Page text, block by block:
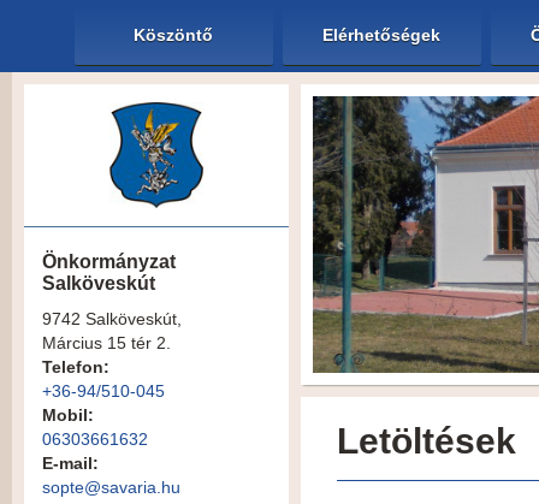
Köszöntő Elérhetőségek
Önkormányzat
Salköveskút
9742 Salköveskút,
Március 15 tér 2.
Telefon:
+36-94/510-045
Mobil:
06303661632
E-mail:
sopte@savaria.hu
Letöltések